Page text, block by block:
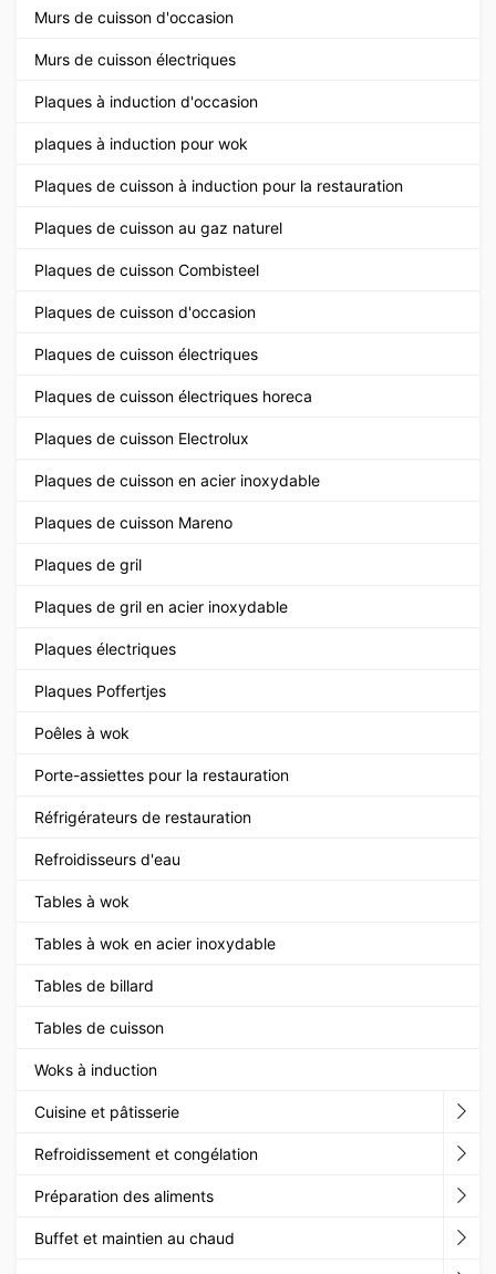
Murs de cuisson d'occasion
Murs de cuisson électriques
Plaques à induction d'occasion
plaques à induction pour wok
Plaques de cuisson à induction pour la restauration
Plaques de cuisson au gaz naturel
Plaques de cuisson Combisteel
Plaques de cuisson d'occasion
Plaques de cuisson électriques
Plaques de cuisson électriques horeca
Plaques de cuisson Electrolux
Plaques de cuisson en acier inoxydable
Plaques de cuisson Mareno
Plaques de gril
Plaques de gril en acier inoxydable
Plaques électriques
Plaques Poffertjes
Poêles à wok
Porte-assiettes pour la restauration
Réfrigérateurs de restauration
Refroidisseurs d'eau
Tables à wok
Tables à wok en acier inoxydable
Tables de billard
Tables de cuisson
Woks à induction
Cuisine et pâtisserie
Refroidissement et congélation
Préparation des aliments
Buffet et maintien au chaud